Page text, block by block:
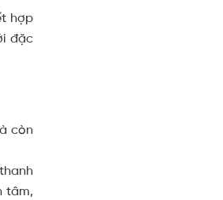
hợp
đặc
còn
tâm,